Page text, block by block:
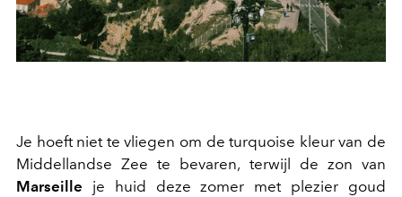
Je hoeft niet te vliegen om de turquoise kleur van de
Middellandse Zee te bevaren, terwijl de zon van
Marseille je huid deze zomer met plezier goud